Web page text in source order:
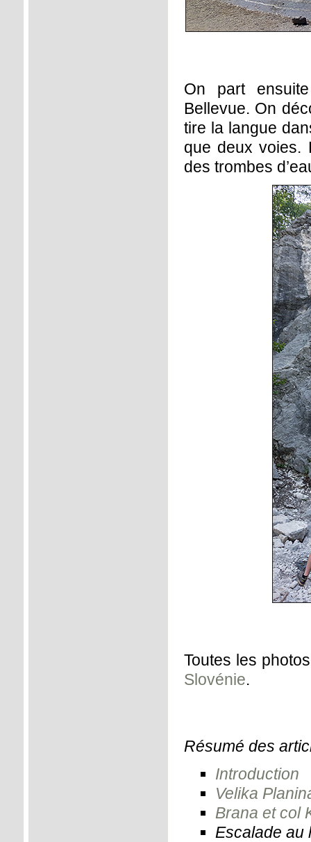
On part
Bellevue. On
tire la langue
que deux voies.
des trombes
Toutes les
Slovénie.
Résumé des
Introduction
Velika
Brana et col
Escalade au